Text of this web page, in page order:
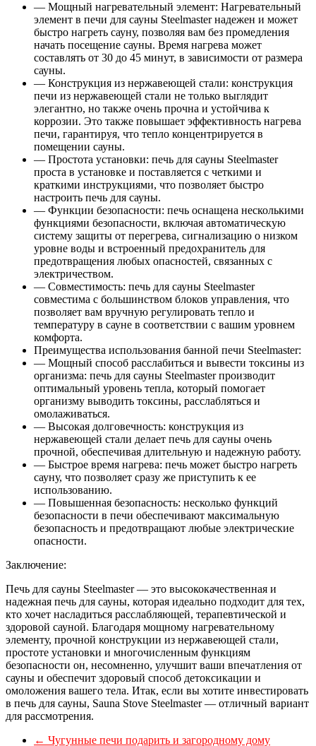
— Мощный нагревательный элемент: Нагревательный
элемент в печи для сауны Steelmaster надежен и может
быстро нагреть сауну, позволяя вам без промедления
начать посещение сауны. Время нагрева может
составлять от 30 до 45 минут, в зависимости от размера
сауны.
— Конструкция из нержавеющей стали: конструкция
печи из нержавеющей стали не только выглядит
элегантно, но также очень прочна и устойчива к
коррозии. Это также повышает эффективность нагрева
печи, гарантируя, что тепло концентрируется в
помещении сауны.
— Простота установки: печь для сауны Steelmaster
проста в установке и поставляется с четкими и
краткими инструкциями, что позволяет быстро
настроить печь для сауны.
— Функции безопасности: печь оснащена несколькими
функциями безопасности, включая автоматическую
систему защиты от перегрева, сигнализацию о низком
уровне воды и встроенный предохранитель для
предотвращения любых опасностей, связанных с
электричеством.
— Совместимость: печь для сауны Steelmaster
совместима с большинством блоков управления, что
позволяет вам вручную регулировать тепло и
температуру в сауне в соответствии с вашим уровнем
комфорта.
Преимущества использования банной печи Steelmaster:
— Мощный способ расслабиться и вывести токсины из
организма: печь для сауны Steelmaster производит
оптимальный уровень тепла, который помогает
организму выводить токсины, расслабляться и
омолаживаться.
— Высокая долговечность: конструкция из
нержавеющей стали делает печь для сауны очень
прочной, обеспечивая длительную и надежную работу.
— Быстрое время нагрева: печь может быстро нагреть
сауну, что позволяет сразу же приступить к ее
использованию.
— Повышенная безопасность: несколько функций
безопасности в печи обеспечивают максимальную
безопасность и предотвращают любые электрические
опасности.
Заключение:
Печь для сауны Steelmaster — это высококачественная и
надежная печь для сауны, которая идеально подходит для тех,
кто хочет насладиться расслабляющей, терапевтической и
здоровой сауной. Благодаря мощному нагревательному
элементу, прочной конструкции из нержавеющей стали,
простоте установки и многочисленным функциям
безопасности он, несомненно, улучшит ваши впечатления от
сауны и обеспечит здоровый способ детоксикации и
омоложения вашего тела. Итак, если вы хотите инвестировать
в печь для сауны, Sauna Stove Steelmaster — отличный вариант
для рассмотрения.
← Чугунные печи подарить и загородному дому